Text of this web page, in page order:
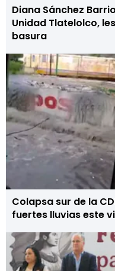
Diana Sánchez
Unidad Tlatelolco,
basura
Colapsa sur de la
fuertes lluvias este